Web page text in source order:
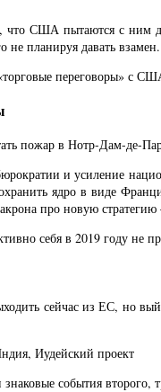
что США пытаются с ним
не планируя давать
переговоры» с
пожар в Нотр-Дам-де-
и усиление
ядро в виде
про новую
себя в 2019 году не
сейчас из ЕС, но
Иудейский проект
события второго,